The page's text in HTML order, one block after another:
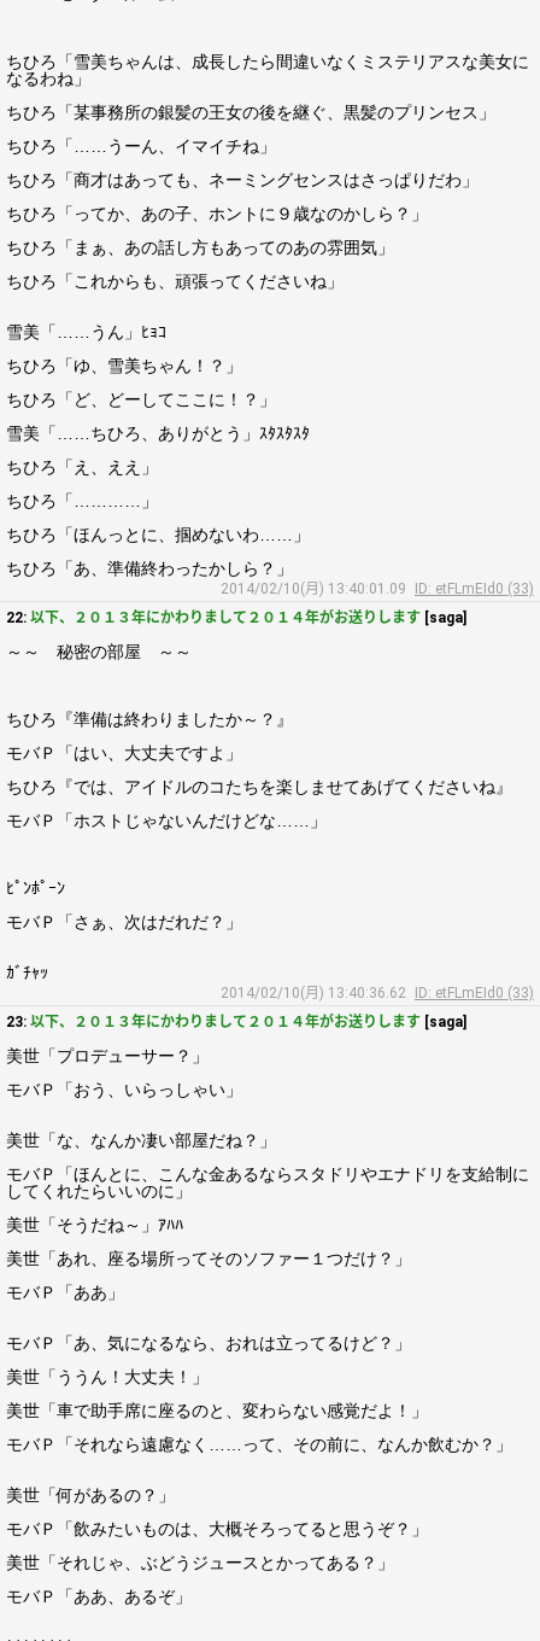
ちひろ「雪美ちゃんは、成長したら間違いなくミステリアスな美女に
なるわね」
ちひろ「某事務所の銀髪の王女の後を継ぐ、黒髪のプリンセス」
ちひろ「……うーん、イマイチね」
ちひろ「商才はあっても、ネーミングセンスはさっぱりだわ」
ちひろ「ってか、あの子、ホントに９歳なのかしら？」
ちひろ「まぁ、あの話し方もあってのあの雰囲気」
ちひろ「これからも、頑張ってくださいね」
雪美「……うん」ﾋｮｺ
ちひろ「ゆ、雪美ちゃん！？」
ちひろ「ど、どーしてここに！？」
雪美「……ちひろ、ありがとう」ｽﾀｽﾀｽﾀ
ちひろ「え、ええ」
ちひろ「…………」
ちひろ「ほんっとに、掴めないわ……」
ちひろ「あ、準備終わったかしら？」
2014/02/10(月) 13:40:01.09
ID: etFLmEId0 (33)
22: 以下、２０１３年にかわりまして２０１４年がお送りします [saga]
～～ 秘密の部屋 ～～
ちひろ『準備は終わりましたか～？』
モバＰ「はい、大丈夫ですよ」
ちひろ『では、アイドルのコたちを楽しませてあげてくださいね』
モバＰ「ホストじゃないんだけどな……」
ﾋﾟﾝﾎﾟｰﾝ
モバＰ「さぁ、次はだれだ？」
ｶﾞﾁｬｯ
2014/02/10(月) 13:40:36.62
ID: etFLmEId0 (33)
23: 以下、２０１３年にかわりまして２０１４年がお送りします [saga]
美世「プロデューサー？」
モバＰ「おう、いらっしゃい」
美世「な、なんか凄い部屋だね？」
モバＰ「ほんとに、こんな金あるならスタドリやエナドリを支給制に
してくれたらいいのに」
美世「そうだね～」ｱﾊﾊ
美世「あれ、座る場所ってそのソファー１つだけ？」
モバＰ「ああ」
モバＰ「あ、気になるなら、おれは立ってるけど？」
美世「ううん！大丈夫！」
美世「車で助手席に座るのと、変わらない感覚だよ！」
モバＰ「それなら遠慮なく……って、その前に、なんか飲むか？」
美世「何があるの？」
モバＰ「飲みたいものは、大概そろってると思うぞ？」
美世「それじゃ、ぶどうジュースとかってある？」
モバＰ「ああ、あるぞ」